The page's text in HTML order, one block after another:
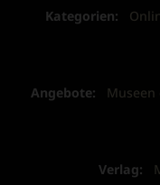
Kategorien:
Angebote:
Verlag: